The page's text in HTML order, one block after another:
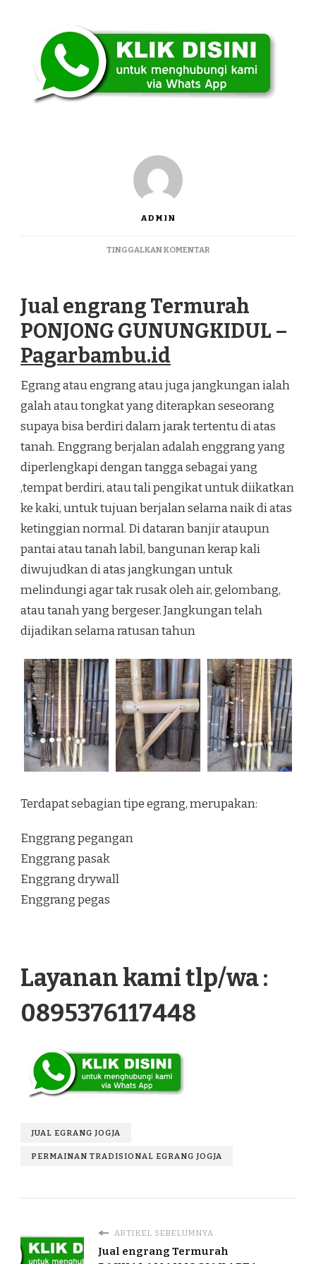
ADMIN
TINGGALKAN KOMENTARPADA
PONJONG
GUNUNGKIDUL
Jual engrang Termurah
PONJONG GUNUNGKIDUL –
Pagarbambu.id
Egrang atau engrang atau juga jangkungan ialah
galah atau tongkat yang diterapkan seseorang
supaya bisa berdiri dalam jarak tertentu di atas
tanah. Enggrang berjalan adalah enggrang yang
diperlengkapi dengan tangga sebagai yang
,tempat berdiri, atau tali pengikat untuk diikatkan
ke kaki, untuk tujuan berjalan selama naik di atas
ketinggian normal. Di dataran banjir ataupun
pantai atau tanah labil, bangunan kerap kali
diwujudkan di atas jangkungan untuk
melindungi agar tak rusak oleh air, gelombang,
atau tanah yang bergeser. Jangkungan telah
dijadikan selama ratusan tahun
Terdapat sebagian tipe egrang, merupakan:
Enggrang pegangan
Enggrang pasak
Enggrang drywall
Enggrang pegas
Layanan kami tlp/wa :
0895376117448
JUAL EGRANG JOGJA
PERMAINAN TRADISIONAL EGRANG JOGJA
ARTIKEL SEBELUMNYA
Jual engrang Termurah